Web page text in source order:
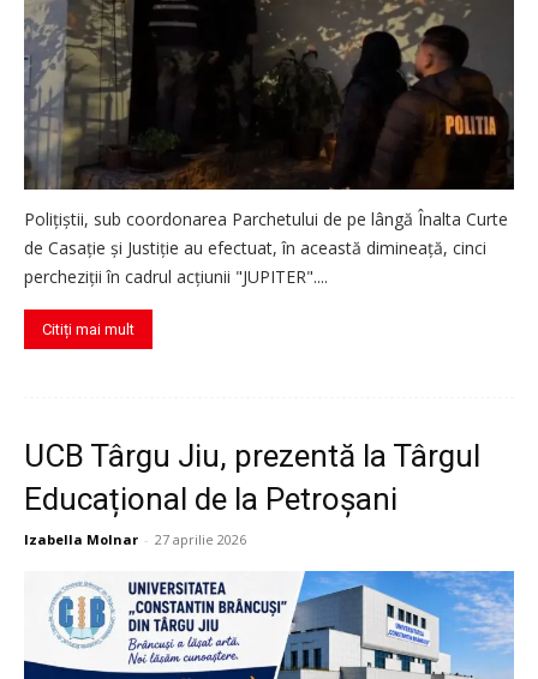
Polițiștii, sub coordonarea Parchetului de pe lângă Înalta Curte
de Casație și Justiție au efectuat, în această dimineață, cinci
percheziții în cadrul acțiunii "JUPITER"....
Citiți mai mult
UCB Târgu Jiu, prezentă la Târgul
Educațional de la Petroșani
Izabella Molnar - 27 aprilie 2026